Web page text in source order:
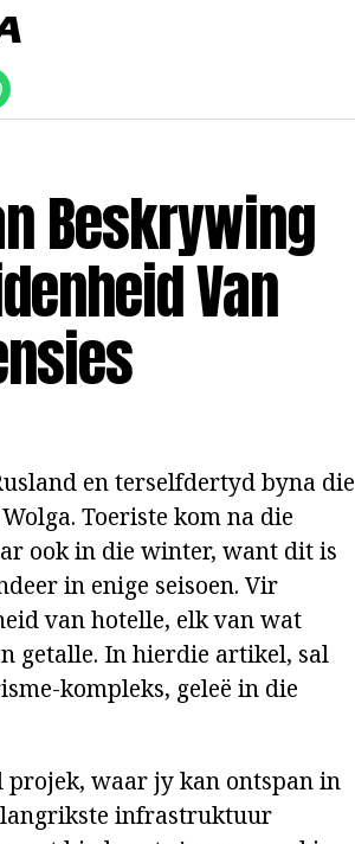
Beskrywing
Van
en terselfdertyd byna die
Toeriste kom na die
ook in die winter, want dit is
in enige seisoen. Vir
van hotelle, elk van wat
getalle. In hierdie artikel, sal
kompleks, geleë in die
projek, waar jy kan ontspan in
infrastruktuur